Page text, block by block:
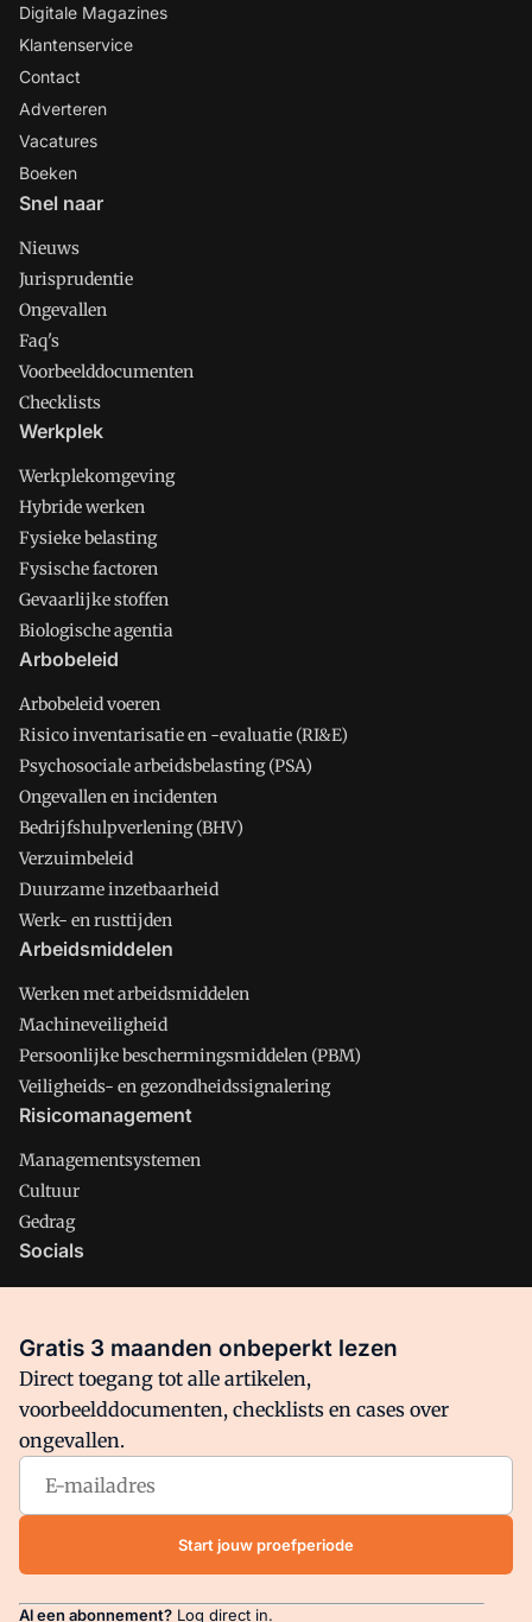
Digitale Magazines
Klantenservice
Contact
Adverteren
Vacatures
Boeken
Snel naar
Nieuws
Jurisprudentie
Ongevallen
Faq's
Voorbeelddocumenten
Checklists
Werkplek
Werkplekomgeving
Hybride werken
Fysieke belasting
Fysische factoren
Gevaarlijke stoffen
Biologische agentia
Arbobeleid
Arbobeleid voeren
Risico inventarisatie en -evaluatie (RI&E)
Psychosociale arbeidsbelasting (PSA)
Ongevallen en incidenten
Bedrijfshulpverlening (BHV)
Verzuimbeleid
Duurzame inzetbaarheid
Werk- en rusttijden
Arbeidsmiddelen
Werken met arbeidsmiddelen
Machineveiligheid
Persoonlijke beschermingsmiddelen (PBM)
Veiligheids- en gezondheidssignalering
Risicomanagement
Managementsystemen
Cultuur
Gedrag
Socials
Facebook
Arbo is onderdeel van VMN media. Lees inons manifestwaar
VMN media voor staat. Op gebruik van deze site zijn de
volgende regelingen van toepassing:Algemene Voorwaarden
Privacy en Cookie beleid|Privacy instellingen
Gratis 3 maanden onbeperkt lezen
Direct toegang tot alle artikelen,
voorbeelddocumenten, checklists en cases over
ongevallen.
Start jouw proefperiode
Al een abonnement? Log direct in.